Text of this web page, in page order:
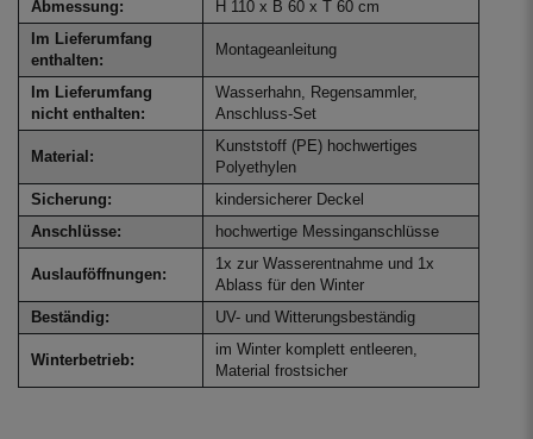
Abmessung:
H 110 x B 60 x T 60 cm
Im Lieferumfang
enthalten:
Montageanleitung
Im Lieferumfang
nicht enthalten:
Wasserhahn, Regensammler,
Anschluss-Set
Material:
Kunststoff (PE) hochwertiges
Polyethylen
Sicherung:
kindersicherer Deckel
Anschlüsse:
hochwertige Messinganschlüsse
Auslauföffnungen:
1x zur Wasserentnahme und 1x
Ablass für den Winter
Beständig:
UV- und Witterungsbeständig
Winterbetrieb:
im Winter komplett entleeren,
Material frostsicher